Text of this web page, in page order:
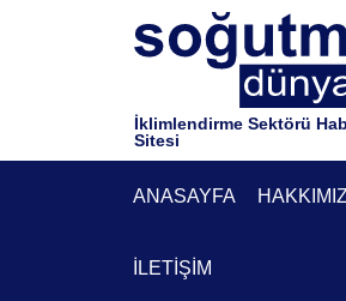
İklimlendirme Sektörü
Sitesi
ANASAYFA
İLETIŞIM